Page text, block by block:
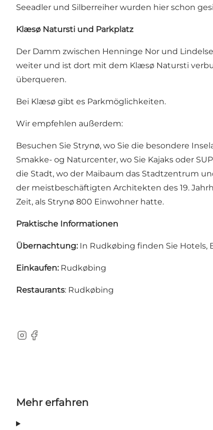
Seeadler und Silberreiher wurden hier schon
Klæsø Natursti und Parkplatz
Der Damm zwischen Henninge Nor und
weiter und ist dort mit dem Klæsø Natursti
überqueren.
Bei Klæsø gibt es Parkmöglichkeiten.
Wir empfehlen außerdem:
Besuchen Sie Strynø, wo Sie die besondere
Smakke- og Naturcenter, wo Sie Kajaks oder
die Stadt, wo der Maibaum das Stadtzentrum
der meistbeschäftigten Architekten des 19.
Zeit, als Strynø 800 Einwohner hatte.
Praktische Informationen
Übernachtung: In Rudkøbing finden Sie Hotels,
Einkaufen: Rudkøbing
Restaurants: Rudkøbing
Instagram
Facebook
Mehr erfahren